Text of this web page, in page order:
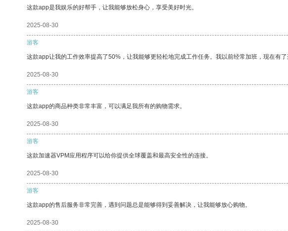
这款app是我娱乐的好帮手，让我能够放松身心，享受美好时光。
2025-08-30
游客
这款app让我的工作效率提高了50%，让我能够更轻松地完成工作任务。我以前经常加班，现在有
2025-08-30
游客
这款app的商品种类非常丰富，可以满足我所有的购物需求。
2025-08-30
游客
这款加速器VPM应用程序可以给你提供全球覆盖和最高安全性的连接。
2025-08-30
游客
这款app的售后服务非常完善，遇到问题总是能够得到妥善解决，让我能够放心购物。
2025-08-30